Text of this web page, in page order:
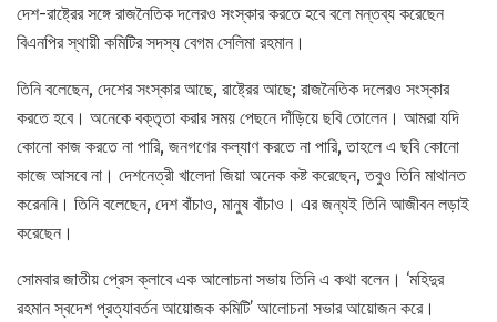
দেশ-রাষ্ট্রের সঙ্গে রাজনৈতিক দলেরও সংস্কার করতে হবে বলে মন্তব্য করেছেন
বিএনপির স্থায়ী কমিটির সদস্য বেগম সেলিমা রহমান।
তিনি বলেছেন, দেশের সংস্কার আছে, রাষ্ট্রের আছে; রাজনৈতিক দলেরও সংস্কার
করতে হবে। অনেকে বক্তৃতা করার সময় পেছনে দাঁড়িয়ে ছবি তোলেন। আমরা যদি
কোনো কাজ করতে না পারি, জনগণের কল্যাণ করতে না পারি, তাহলে এ ছবি কোনো
কাজে আসবে না। দেশনেত্রী খালেদা জিয়া অনেক কষ্ট করেছেন, তবুও তিনি মাথানত
করেননি। তিনি বলেছেন, দেশ বাঁচাও, মানুষ বাঁচাও। এর জন্যই তিনি আজীবন লড়াই
করেছেন।
সোমবার জাতীয় প্রেস ক্লাবে এক আলোচনা সভায় তিনি এ কথা বলেন। ‘মহিদুর
রহমান স্বদেশ প্রত্যাবর্তন আয়োজক কমিটি’ আলোচনা সভার আয়োজন করে।